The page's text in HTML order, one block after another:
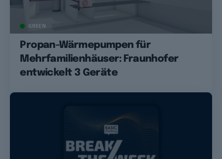
GREEN
Propan-Wärmepumpen für
Mehrfamilienhäuser: Fraunhofer
entwickelt 3 Geräte